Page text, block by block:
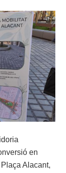
en
Alacant,